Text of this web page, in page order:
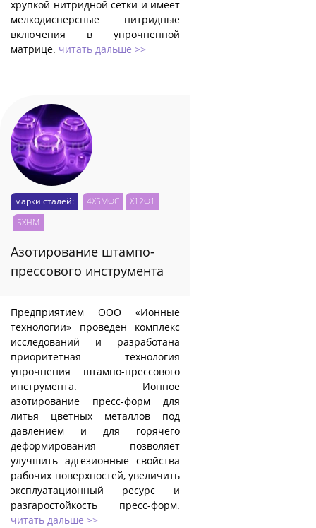
хрупкой нитридной сетки и имеет
мелкодисперсные нитридные
включения в упрочненной
матрице. читать дальше >>
марки сталей: 4Х5МФС
Х12Ф1
5ХНМ
Азотирование штампо-
прессового инструмента
Предприятием ООО «Ионные
технологии» проведен комплекс
исследований и разработана
приоритетная технология
упрочнения штампо-прессового
инструмента. Ионное
азотирование пресс-форм для
литья цветных металлов под
давлением и для горячего
деформирования позволяет
улучшить адгезионные свойства
рабочих поверхностей, увеличить
эксплуатационный ресурс и
разгаростойкость пресс-форм.
читать дальше >>